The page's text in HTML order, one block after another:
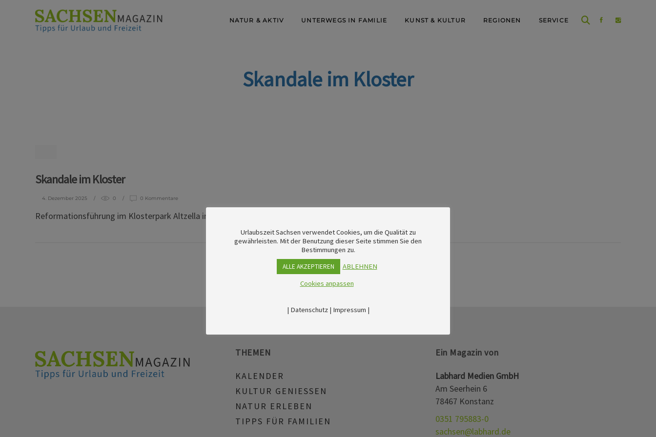
NATUR & AKTIV UNTERWEGS IN FAMILIE KUNST & KULTUR REGIONEN SERVICE
Skandale im Kloster
Skandale im Kloster
4. Dezember 2025 0 0 Kommentare
Reformationsführung im Klosterpark Altzella in Nossen, 11 & 15 Uhr
THEMEN
KALENDER
KULTUR GENIESSEN
NATUR ERLEBEN
TIPPS FÜR FAMILIEN
Ein Magazin von
Labhard Medien GmbH
Am Seerhein 6
78467 Konstanz
0351 795883-0
sachsen@labhard.de
Urlaubszeit Sachsen verwendet Cookies, um die Qualität zu
gewährleisten. Mit der Benutzung dieser Seite stimmen Sie den
Bestimmungen zu.
ALLE AKZEPTIEREN
ABLEHNEN
Cookies anpassen
| Datenschutz| Impressum |